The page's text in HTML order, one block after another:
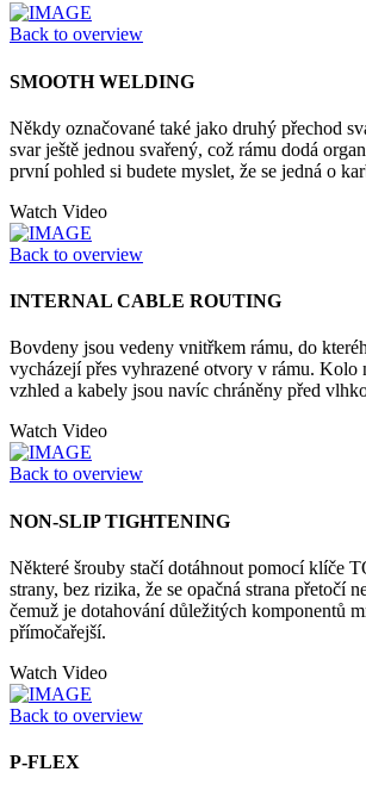
Back to overview
SMOOTH WELDING
Někdy označované také jako druhý přechod
svar ještě jednou svařený, což rámu dodá
první pohled si budete myslet, že se jedná o
Watch Video
Back to overview
INTERNAL CABLE ROUTING
Bovdeny jsou vedeny vnitřkem rámu, do
vycházejí přes vyhrazené otvory v rámu. Kolo
vzhled a kabely jsou navíc chráněny před
Watch Video
Back to overview
NON-SLIP TIGHTENING
Některé šrouby stačí dotáhnout pomocí klíče
strany, bez rizika, že se opačná strana přetočí
čemuž je dotahování důležitých komponentů
přímočařejší.
Watch Video
Back to overview
P-FLEX